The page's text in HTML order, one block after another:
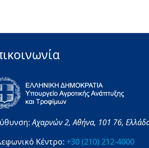
Αχαρνών 2,Αθήνα, 101 76,
Κέντρο: +30 (210) 212-4000